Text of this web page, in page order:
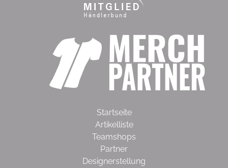
Startseite
Artikelliste
Teamshops
Partner
Designerstellung